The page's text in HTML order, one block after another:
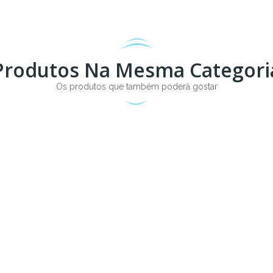
Na Mesma
Os produtos que também poderá gostar